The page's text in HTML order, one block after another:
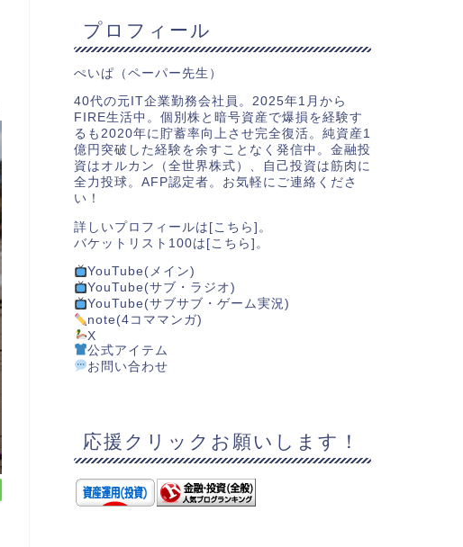
プロフィール
ぺいぱ（ペーパー先生）
40代の元IT企業勤務会社員。2025年1月から
FIRE生活中。個別株と暗号資産で爆損を経験す
るも2020年に貯蓄率向上させ完全復活。純資産1
億円突破した経験を余すことなく発信中。金融投
資はオルカン（全世界株式）、自己投資は筋肉に
全力投球。AFP認定者。お気軽にご連絡くださ
い！
詳しいプロフィールは[ こちら ]。
バケットリスト100は[ こちら ]。
YouTube(メイン)
YouTube(サブ・ラジオ)
YouTube(サブサブ・ゲーム実況)
note(4コママンガ)
X
公式アイテム
お問い合わせ
応援クリックお願いします！